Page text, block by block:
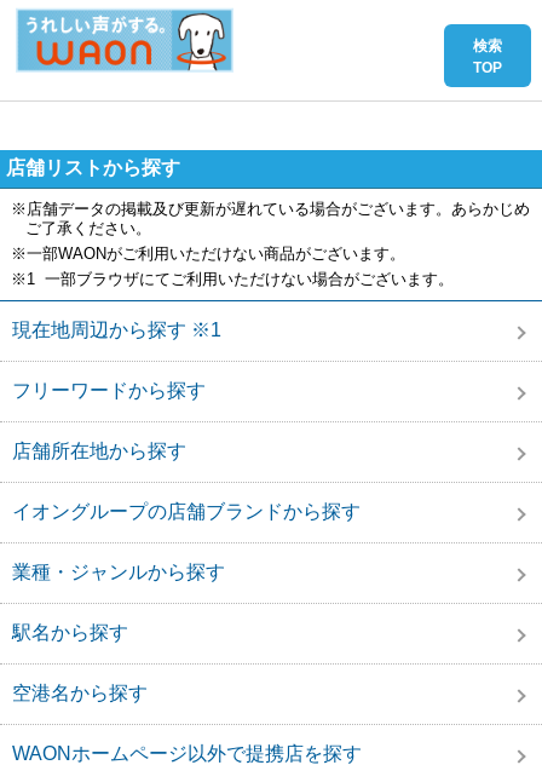
店舗リストから探す
※店舗データの掲載及び更新が遅れている場合がございます。あらかじめ
ご了承ください。
※一部WAONがご利用いただけない商品がございます。
※1 一部ブラウザにてご利用いただけない場合がございます。
現在地周辺から探す ※1
フリーワードから探す
店舗所在地から探す
イオングループの店舗ブランドから探す
業種・ジャンルから探す
駅名から探す
空港名から探す
WAONホームページ以外で提携店を探す